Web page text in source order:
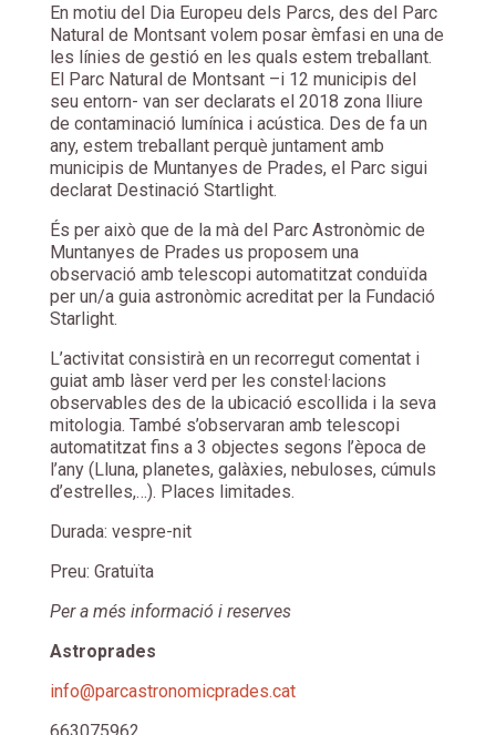
En motiu del Dia Europeu dels Parcs, des del Parc
Natural de Montsant volem posar èmfasi en una de
les línies de gestió en les quals estem treballant.
El Parc Natural de Montsant –i 12 municipis del
seu entorn- van ser declarats el 2018 zona lliure
de contaminació lumínica i acústica. Des de fa un
any, estem treballant perquè juntament amb
municipis de Muntanyes de Prades, el Parc sigui
declarat Destinació Startlight.
És per això que de la mà del Parc Astronòmic de
Muntanyes de Prades us proposem una
observació amb telescopi automatitzat conduïda
per un/a guia astronòmic acreditat per la Fundació
Starlight.
L’activitat consistirà en un recorregut comentat i
guiat amb làser verd per les constel·lacions
observables des de la ubicació escollida i la seva
mitologia. També s’observaran amb telescopi
automatitzat fins a 3 objectes segons l’època de
l’any (Lluna, planetes, galàxies, nebuloses, cúmuls
d’estrelles,…). Places limitades.
Durada: vespre-nit
Preu: Gratuïta
Per a més informació i reserves
Astroprades
info@parcastronomicprades.cat